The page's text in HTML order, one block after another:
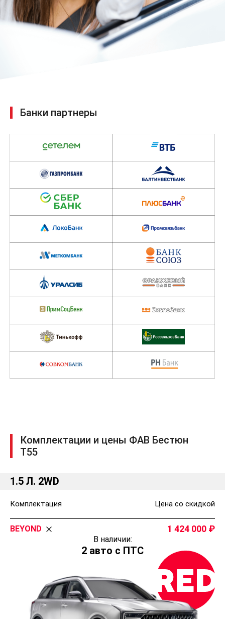
Банки партнеры
Комплектации и цены ФАВ Бестюн
Т55
1.5 Л. 2WD
Комплектация Цена со скидкой
BEYOND 1 424 000
В наличии:
2 авто с ПТС